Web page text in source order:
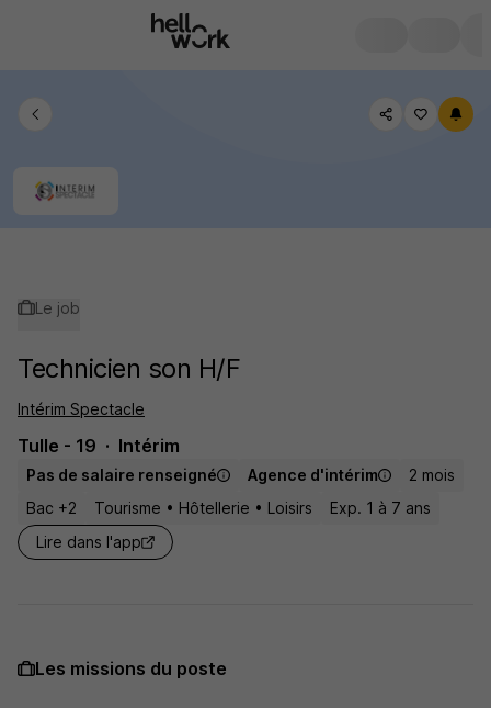
Le job
Technicien son H/F
Intérim Spectacle
Tulle - 19 Intérim
Pas de salaire renseigné Agence d'intérim
2 mois
Bac +2
Tourisme • Hôtellerie • Loisirs
Exp. 1 à 7 ans
Lire dans l'app
Les missions du poste